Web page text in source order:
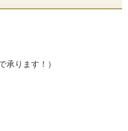
承ります！）